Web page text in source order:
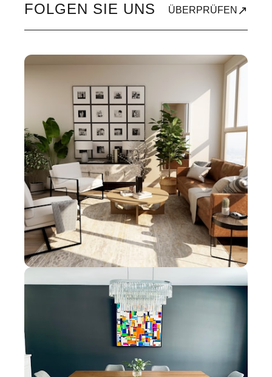
FOLGEN SIE UNS ÜBERPRÜFEN ↗